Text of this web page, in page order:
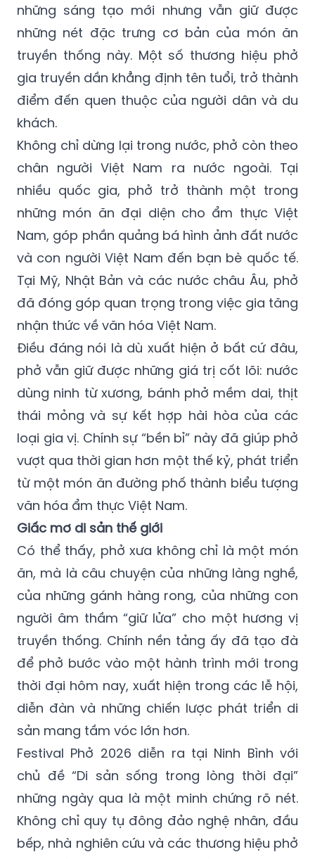
những sáng tạo mới nhưng vẫn giữ được
những nét đặc trưng cơ bản của món ăn
truyền thống này. Một số thương hiệu phở
gia truyền dần khẳng định tên tuổi, trở thành
điểm đến quen thuộc của người dân và du
khách.
Không chỉ dừng lại trong nước, phở còn theo
chân người Việt Nam ra nước ngoài. Tại
nhiều quốc gia, phở trở thành một trong
những món ăn đại diện cho ẩm thực Việt
Nam, góp phần quảng bá hình ảnh đất nước
và con người Việt Nam đến bạn bè quốc tế.
Tại Mỹ, Nhật Bản và các nước châu Âu, phở
đã đóng góp quan trọng trong việc gia tăng
nhận thức về văn hóa Việt Nam.
Điều đáng nói là dù xuất hiện ở bất cứ đâu,
phở vẫn giữ được những giá trị cốt lõi: nước
dùng ninh từ xương, bánh phở mềm dai, thịt
thái mỏng và sự kết hợp hài hòa của các
loại gia vị. Chính sự “bền bỉ” này đã giúp phở
vượt qua thời gian hơn một thế kỷ, phát triển
từ một món ăn đường phố thành biểu tượng
văn hóa ẩm thực Việt Nam.
Giấc mơ di sản thế giới
Có thể thấy, phở xưa không chỉ là một món
ăn, mà là câu chuyện của những làng nghề,
của những gánh hàng rong, của những con
người âm thầm “giữ lửa” cho một hương vị
truyền thống. Chính nền tảng ấy đã tạo đà
để phở bước vào một hành trình mới trong
thời đại hôm nay, xuất hiện trong các lễ hội,
diễn đàn và những chiến lược phát triển di
sản mang tầm vóc lớn hơn.
Festival Phở 2026 diễn ra tại Ninh Bình với
chủ đề “Di sản sống trong lòng thời đại”
những ngày qua là một minh chứng rõ nét.
Không chỉ quy tụ đông đảo nghệ nhân, đầu
bếp, nhà nghiên cứu và các thương hiệu phở